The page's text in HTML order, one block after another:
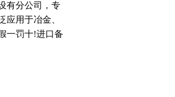
有分公司，专
用于冶金、
一罚十!进口备